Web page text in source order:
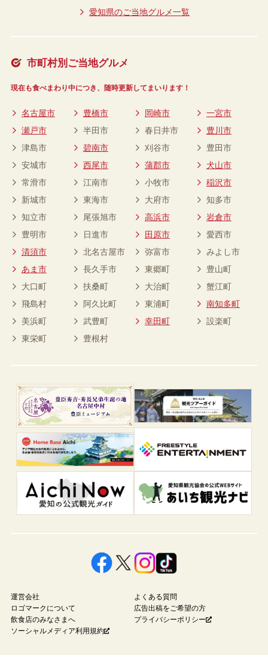
愛知県のご当地グルメ一覧
市町村別ご当地グルメ
現在も食べまわり中につき、随時更新してまいります！
名古屋市 豊橋市 岡崎市
一宮市
瀬戸市
半田市 春日井市
豊川市
津島市
碧南市 刈谷市
豊田市
安城市
西尾市 蒲郡市
犬山市
常滑市
江南市 小牧市
稲沢市
新城市
東海市 大府市
知多市
知立市
尾張旭市 高浜市
岩倉市
豊明市
日進市 田原市
愛西市
清須市
北名古屋市 弥富市
みよし市
あま市
長久手市 東郷町
豊山町
大口町
扶桑町 大治町
蟹江町
飛島村
阿久比町 東浦町
南知多町
美浜町
武豊町 幸田町
設楽町
東栄町
豊根村
運営会社
よくある質問
ロゴマークについて
広告出稿をご希望の方
飲食店のみなさまへ
プライバシーポリシー
ソーシャルメディア利用規約